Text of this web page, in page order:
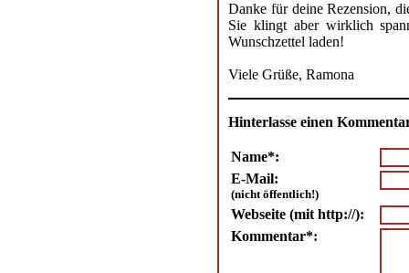
Danke für deine Rezension,
Sie klingt aber wirklich
Wunschzettel laden!
Viele Grüße, Ramona
Hinterlasse einen
Name*:
E-Mail:
(nicht öffentlich!)
Webseite (mit http://):
Kommentar*: